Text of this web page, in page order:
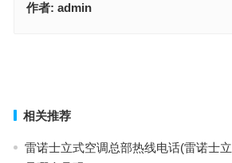
作者: admin
相关推荐
雷诺士立式空调总部热线电话(雷诺士